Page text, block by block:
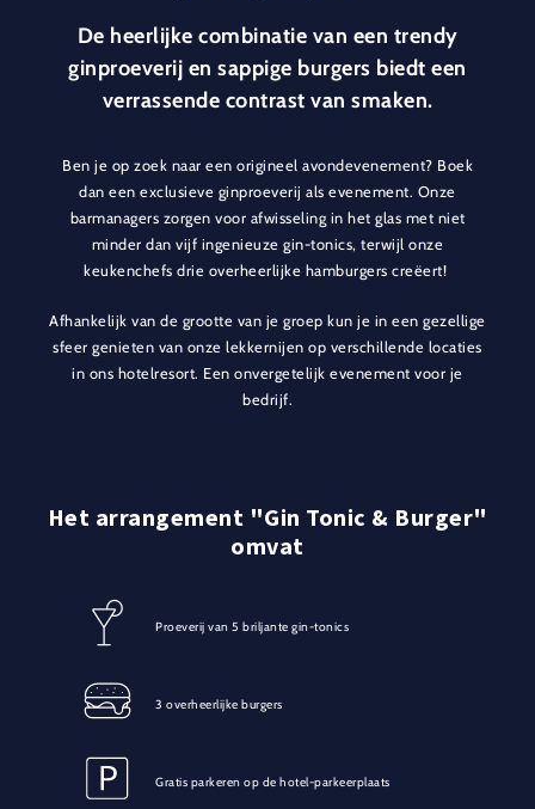
De heerlijke combinatie van een trendy
ginproeverij en sappige burgers biedt een
verrassende contrast van smaken.
Ben je op zoek naar een origineel avondevenement? Boek
dan een exclusieve ginproeverij als evenement. Onze
barmanagers zorgen voor afwisseling in het glas met niet
minder dan vijf ingenieuze gin-tonics, terwijl onze
keukenchefs drie overheerlijke hamburgers creëert!
Afhankelijk van de grootte van je groep kun je in een gezellige
sfeer genieten van onze lekkernijen op verschillende locaties
in ons hotelresort. Een onvergetelijk evenement voor je
bedrijf.
Het arrangement "Gin Tonic & Burger"
omvat
Proeverij van 5 briljante gin-tonics
3 overheerlijke burgers
Gratis parkeren op de hotel-parkeerplaats